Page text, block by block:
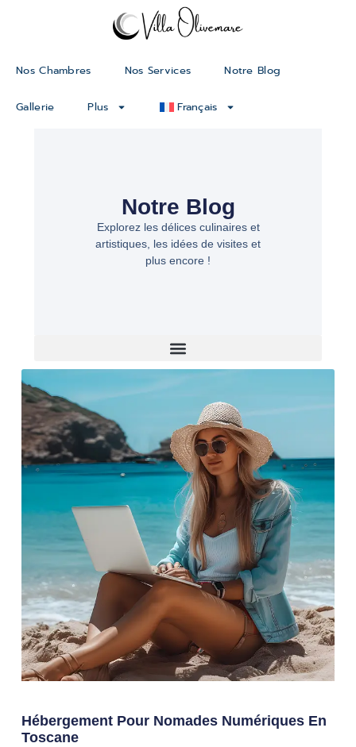
Nos Chambres Nos Services Notre Blog
Gallerie Plus Français
Notre Blog
Explorez les délices culinaires et
artistiques, les idées de visites et
plus encore !
Hébergement Pour Nomades Numériques En
Toscane